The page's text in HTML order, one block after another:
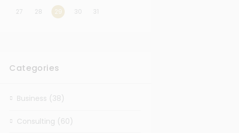
27
28 29 30 31
Categories
Business (38)
Consulting (60)